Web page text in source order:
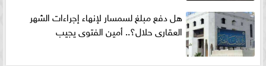
هل دفع مبلغ لسمسار لإنهاء إجراءات الشهر
العقارى حلال؟.. أمين الفتوى يجيب